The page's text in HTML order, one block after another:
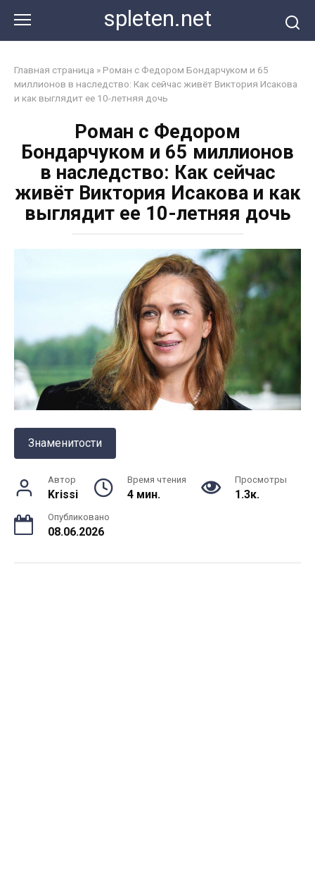
контенту
spleten.net
Главная страница » Роман с Федором Бондарчуком и 65
миллионов в наследство: Как сейчас живёт Виктория Исакова
и как выглядит ее 10-летняя дочь
Роман с Федором
Бондарчуком и 65 миллионов
в наследство: Как сейчас
живёт Виктория Исакова и как
выглядит ее 10-летняя дочь
Знаменитости
Автор
Krissi
Время чтения
4 мин.
Просмотры
1.3к.
Опубликовано
08.06.2026